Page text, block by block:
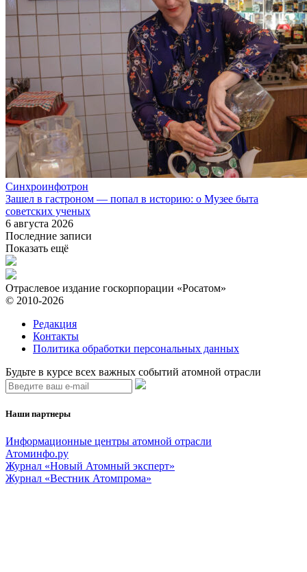
Синхроинфотрон
Зашел в гастроном — попал в историю: о Музее быта
советских ученых
6 августа 2026
Последние записи
Показать ещё
Отраслевое издание госкорпорации «Росатом»
© 2010-2026
Редакция
Контакты
Политика обработки персональных данных
Будьте в курсе всех важных событий атомной отрасли
Наши партнеры
Информационные центры атомной отрасли
Атоминфо.ру
Журнал «Новый Атомный эксперт»
Журнал «Вестник Атомпрома»